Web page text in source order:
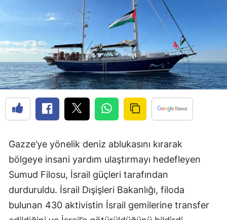
Gazze’ye yönelik deniz ablukasını kırarak
bölgeye insani yardım ulaştırmayı hedefleyen
Sumud Filosu, İsrail güçleri tarafından
durduruldu. İsrail Dışişleri Bakanlığı, filoda
bulunan 430 aktivistin İsrail gemilerine transfer